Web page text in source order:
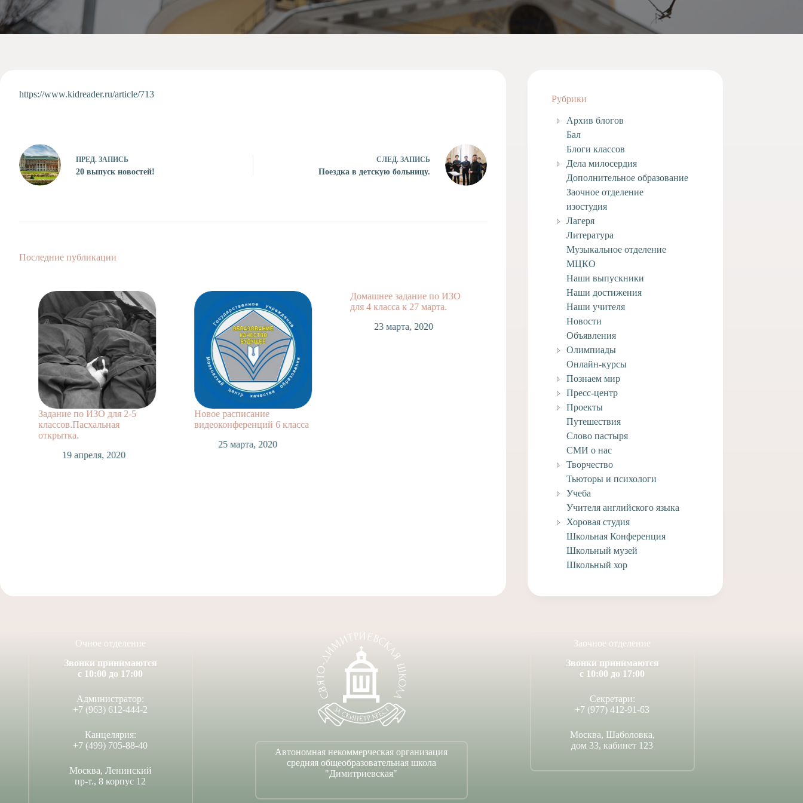
Проекты
отделение
https://www.kidreader.ru/article/713
ПРЕД. ЗАПИСЬ
20 выпуск новостей!
СЛЕД. ЗАПИСЬ
Поездка в детскую больницу.
Последние публикации
Задание по ИЗО для 2-5
классов.Пасхальная
открытка.
19 апреля, 2020
Новое расписание
видеоконференций 6 класса
25 марта, 2020
Домашнее задание по ИЗО
для 4 класса к 27 марта.
23 марта, 2020
Домашнее задание по ИЗО
для 2 класса к 27 марта.
23 марта, 2020
Рубрики
Архив блогов
Бал
Блоги классов
Дела милосердия
Дополнительное образование
Заочное отделение
изостудия
Лагеря
Литература
Музыкальное отделение
МЦКО
Наши выпускники
Наши достижения
Наши учителя
Новости
Объявления
Олимпиады
Онлайн-курсы
Познаем мир
Пресс-центр
Проекты
Путешествия
Слово пастыря
СМИ о нас
Творчество
Тьюторы и психологи
Учеба
Учителя английского языка
Хоровая студия
Школьная Конференция
Школьный музей
Школьный хор
Очное отделение
Звонки принимаются
с 10:00 до 17:00
Администратор:
+7 (963) 612-444-2
Канцелярия:
+7 (499) 705-88-40
Москва, Ленинский
пр-т., 8 корпус 12
Автономная некоммерческая организация
средняя общеобразовательная школа
"Димитриевская"
Заочное отделение
Звонки принимаются
с 10:00 до 17:00
Секретари:
+7 (977) 412-91-63
Москва, Шаболовка,
дом 33, кабинет 123